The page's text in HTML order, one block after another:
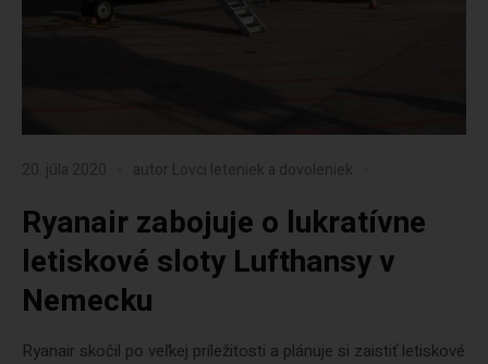
20. júla 2020 autor Lovci leteniek a dovoleniek
Ryanair zabojuje o lukratívne
letiskové sloty Lufthansy v
Nemecku
Ryanair skočil po veľkej príležitosti a plánuje si zaistiť letiskové